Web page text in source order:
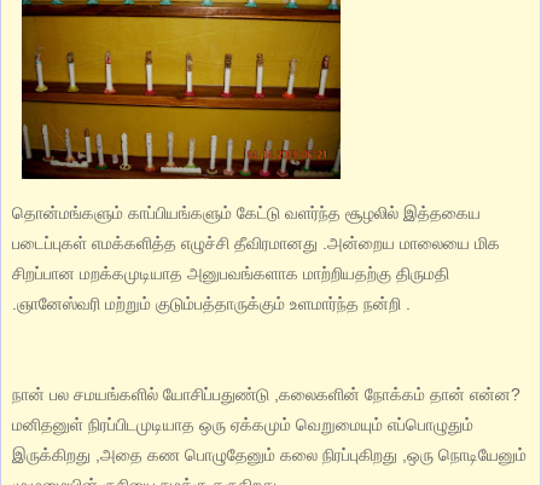
தொன்மங்களும் காப்பியங்களும் கேட்டு வளர்ந்த சூழலில் இத்தகைய
படைப்புகள் எமக்களித்த எழுச்சி தீவிரமானது .அன்றைய மாலையை மிக
சிறப்பான மறக்கமுடியாத அனுபவங்களாக மாற்றியதற்கு திருமதி
.ஞானேஸ்வரி மற்றும் குடும்பத்தாருக்கும் உளமார்ந்த நன்றி .
நான் பல சமயங்களில் யோசிப்பதுண்டு ,கலைகளின் நோக்கம் தான் என்ன?
மனிதனுள் நிரப்பிடமுடியாத ஒரு ஏக்கமும் வெறுமையும் எப்பொழுதும்
இருக்கிறது ,அதை கண பொழுதேனும் கலை நிரப்புகிறது ,ஒரு நொடியேனும்